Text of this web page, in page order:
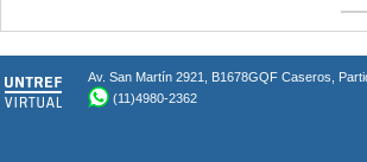
Av. San Martín 2921, B1678GQF Caseros,
(11)4980-2362